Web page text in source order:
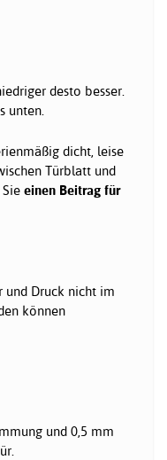
desto besser.
unten.
dicht, leise
Türblatt und
einen Beitrag für
und Druck nicht im
können
und 0,5 mm